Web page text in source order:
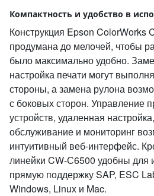
Компактность и удобство в
Конструкция Epson ColorWorks
продумана до мелочей, чтобы
было максимально удобно.
настройка печати могут
стороны, а замена рулона
с боковых сторон. Управление
устройств, удаленная
обслуживание и мониторинг
интуитивный веб-интерфейс.
линейки CW-С6500 удобны для
прямую поддержку SAP, ESC
Windows, Linux и Mac.